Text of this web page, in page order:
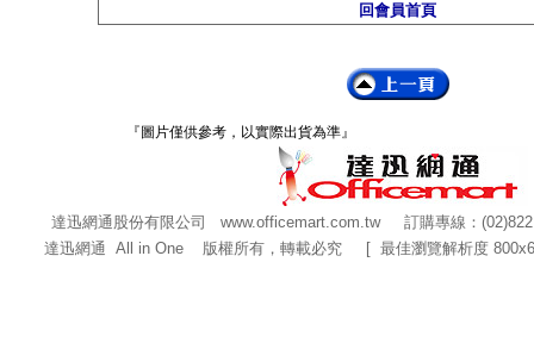
回會員首頁
『圖片僅供參考，以實際出貨為準』
達迅網通股份有限公司 www.officemart.com.tw訂購專線：
達迅網通 All in One 版權所有，轉載必究 [ 最佳瀏覽解析度